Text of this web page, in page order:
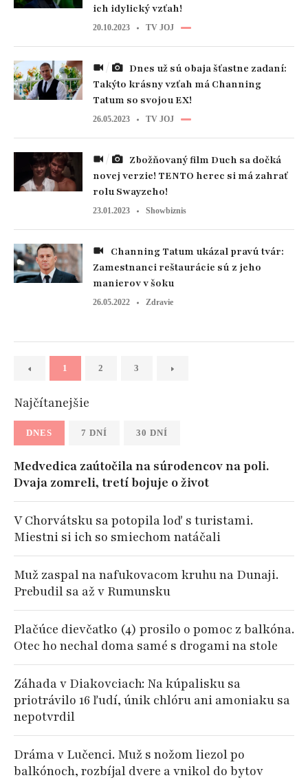
ich idylický vzťah!
20.10.2023 TV JOJ
Takýto krásny vzťah má Channing
Tatum so svojou EX!
26.05.2023 TV JOJ
novej verzie! TENTO herec si má zahrať
rolu Swayzeho!
23.01.2023 Showbiznis
Zamestnanci reštaurácie sú z jeho
manierov v šoku
26.05.2022 Zdravie
1 2 3
Najčítanejšie
DNES 7 DNÍ 30 DNÍ
Medvedica zaútočila na súrodencov na poli.
Dvaja zomreli, tretí bojuje o život
V Chorvátsku sa potopila loď s turistami.
Miestni si ich so smiechom natáčali
Muž zaspal na nafukovacom kruhu na Dunaji.
Prebudil sa až v Rumunsku
Plačúce dievčatko (4) prosilo o pomoc z balkóna.
Otec ho nechal doma samé s drogami na stole
Záhada v Diakovciach: Na kúpalisku sa
priotrávilo 16 ľudí, únik chlóru ani amoniaku sa
nepotvrdil
Dráma v Lučenci. Muž s nožom liezol po
balkónoch, rozbíjal dvere a vnikol do bytov